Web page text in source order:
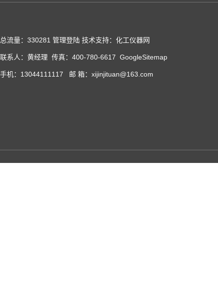
总流量：330281 管理登陆 技术支持：化工仪器网
联系人：黄经理 传真：400-780-6617 GoogleSitemap
手机：13044111117 邮 箱：xijinjituan@163.com